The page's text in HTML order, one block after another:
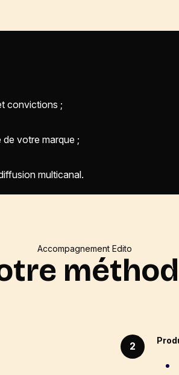
convictions ;
votre marque ;
multicanal.
Accompagnement Edito
2